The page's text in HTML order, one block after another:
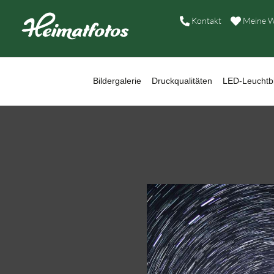
Kontakt Meine
Bildergalerie Druckqualitäten LED-